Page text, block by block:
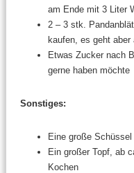
am Ende mit 3 Liter
2 – 3 stk.
kaufen, es geht aber
Etwas Zucker nach
gerne haben möchte
Sonstiges:
Eine große
Ein großer Topf, ab
Kochen